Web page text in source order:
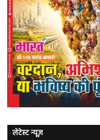
लेटेस्ट न्यूज़